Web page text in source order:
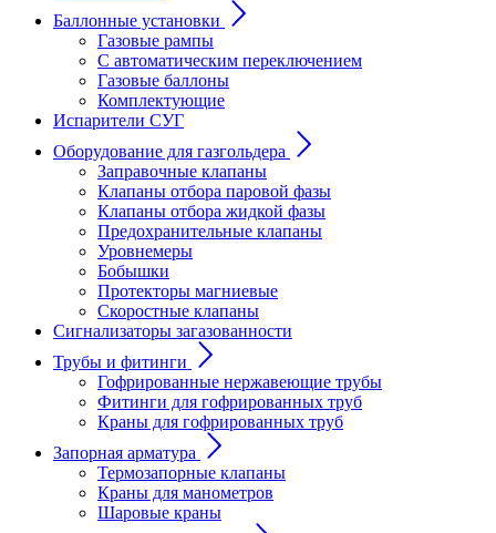
Баллонные установки
Газовые рампы
С автоматическим переключением
Газовые баллоны
Комплектующие
Испарители СУГ
Оборудование для газгольдера
Заправочные клапаны
Клапаны отбора паровой фазы
Клапаны отбора жидкой фазы
Предохранительные клапаны
Уровнемеры
Бобышки
Протекторы магниевые
Скоростные клапаны
Сигнализаторы загазованности
Трубы и фитинги
Гофрированные нержавеющие трубы
Фитинги для гофрированных труб
Краны для гофрированных труб
Запорная арматура
Термозапорные клапаны
Краны для манометров
Шаровые краны